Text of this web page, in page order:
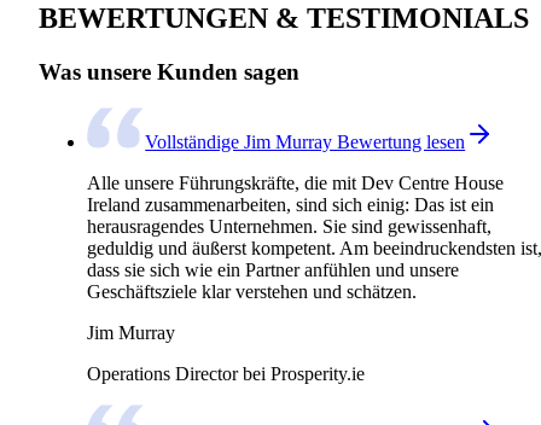
BEWERTUNGEN & TESTIMONIALS
Was unsere Kunden sagen
Vollständige Jim Murray Bewertung lesen
Alle unsere Führungskräfte, die mit Dev Centre House
Ireland zusammenarbeiten, sind sich einig: Das ist ein
herausragendes Unternehmen. Sie sind gewissenhaft,
geduldig und äußerst kompetent. Am beeindruckendsten ist,
dass sie sich wie ein Partner anfühlen und unsere
Geschäftsziele klar verstehen und schätzen.
Jim Murray
Operations Director bei Prosperity.ie